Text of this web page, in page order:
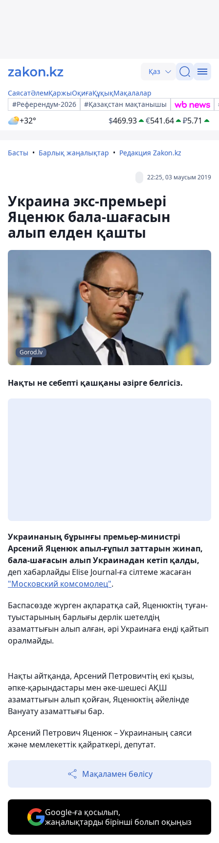
Қаз
СаясатӘлемҚаржыОқиғаҚұқықМақалалар
#Референдум-2026
#Қазақстан мақтанышы
+32° $469.93 €541.64 ₽5.71
Басты Барлық жаңалықтар Редакция Zakon.kz
22:25, 03 маусым 2019
Украина экс-премьері
Яценюк бала-шағасын
алып елден қашты
Gorod.lv
Нақты не себепті қашқаны әзірге белгісіз.
Украинаның бұрынғы премьер-министрі
Арсений Яценюк апыл-ғұпыл заттарын жинап,
бала-шағасын алып Украинадан кетіп қалды,
деп хабарлайды Elise Journal-ға сілтеме жасаған
"Московский комсомолец".
Баспасөзде жүрген ақпаратқа сай, Яценюктің туған-
туыстарының барлығы дерлік шетелдің
азаматтығын алып алған, әрі Украинаға енді қайтып
оралмайды.
Нақты айтқанда, Арсений Петровичтің екі қызы,
әпке-қарындастары мен әке-шешесі АҚШ
азаматтығын алып қойған, Яценюктің әйелінде
Вануату азаматтығы бар.
Арсений Петрович Яценюк – Украинаның саяси
және мемлекеттік қайраткері, депутат.
Мақаламен бөлісу
Google-ға қосылып,
жаңалықтарды бірінші болып оқыңыз